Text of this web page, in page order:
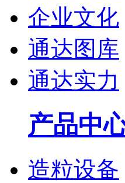
企业文化
通达图库
通达实力
产品中
造粒设备